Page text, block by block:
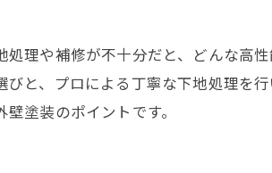
処理や補修が不十分だと、どんな高
びと、プロによる丁寧な下地処理を
塗装のポイントです。